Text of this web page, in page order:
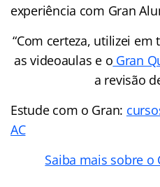
experiência com Gran
“Com certeza, utilizei
as videoaulas e o Gran
a revisão
Estude com o Gran:
AC
Saiba mais sobre o